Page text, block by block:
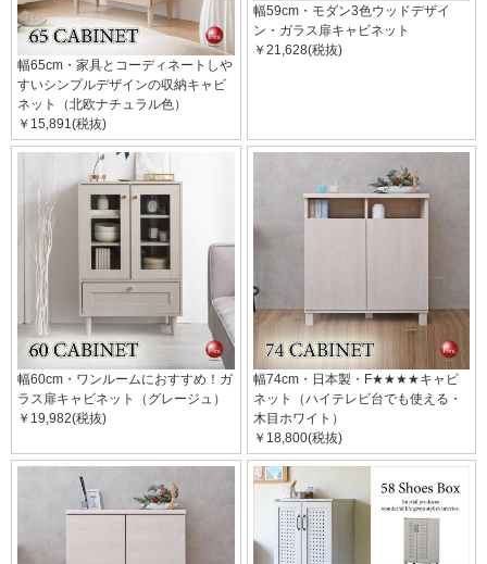
幅65cm・家具とコーディネートしや
すいシンプルデザインの収納キャビ
ネット（北欧ナチュラル色）
￥15,891(税抜)
幅59cm・モダン3色ウッドデザイ
ン・ガラス扉キャビネット
￥21,628(税抜)
幅60cm・ワンルームにおすすめ！ガ
ラス扉キャビネット（グレージュ）
￥19,982(税抜)
幅74cm・日本製・F★★★★キャビ
ネット（ハイテレビ台でも使える・
木目ホワイト）
￥18,800(税抜)